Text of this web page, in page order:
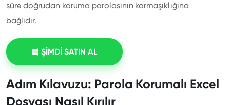
süre doğrudan koruma parolasının karmaşıklığına
bağlıdır.
ŞİMDİ SATIN AL
Adım Kılavuzu: Parola Korumalı Excel
Dosyası Nasıl Kırılır